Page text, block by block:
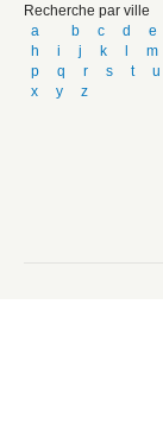
Recherche par ville
a
b c d e
h
i j k l m
p
q r s t u
x
y z